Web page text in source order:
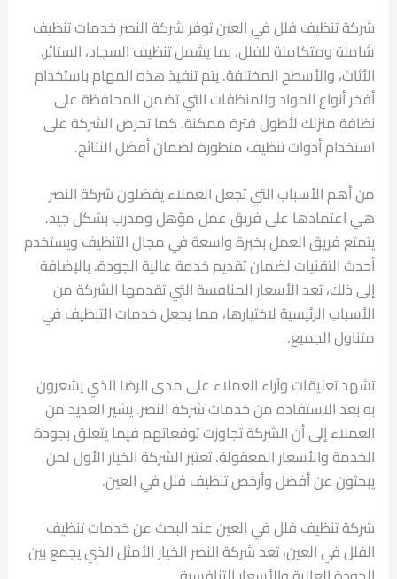
شركة تنظيف فلل في العين توفر شركة النصر خدمات تنظيف
شاملة ومتكاملة للفلل، بما يشمل تنظيف السجاد، الستائر،
الأثاث، والأسطح المختلفة. يتم تنفيذ هذه المهام باستخدام
أفخر أنواع المواد والمنظفات التي تضمن المحافظة على
نظافة منزلك لأطول فترة ممكنة. كما تحرص الشركة على
استخدام أدوات تنظيف متطورة لضمان أفضل النتائج.
من أهم الأسباب التي تجعل العملاء يفضلون شركة النصر
هي اعتمادها على فريق عمل مؤهل ومدرب بشكل جيد.
يتمتع فريق العمل بخبرة واسعة في مجال التنظيف ويستخدم
أحدث التقنيات لضمان تقديم خدمة عالية الجودة. بالإضافة
إلى ذلك، تعد الأسعار المنافسة التي تقدمها الشركة من
الأسباب الرئيسية لاختيارها، مما يجعل خدمات التنظيف في
متناول الجميع.
تشهد تعليقات وآراء العملاء على مدى الرضا الذي يشعرون
به بعد الاستفادة من خدمات شركة النصر. يشير العديد من
العملاء إلى أن الشركة تجاوزت توقعاتهم فيما يتعلق بجودة
الخدمة والأسعار المعقولة. تعتبر الشركة الخيار الأول لمن
يبحثون عن أفضل وأرخص تنظيف فلل في العين.
شركة تنظيف فلل في العين عند البحث عن خدمات تنظيف
الفلل في العين، تعد شركة النصر الخيار الأمثل الذي يجمع بين